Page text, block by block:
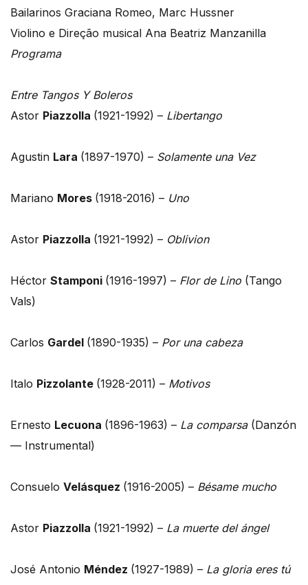
Bailarinos Graciana Romeo, Marc Hussner
Violino e Direção musical Ana Beatriz Manzanilla
Programa
Entre Tangos Y Boleros
Astor Piazzolla (1921-1992) – Libertango
Agustin Lara (1897-1970) – Solamente una Vez
Mariano Mores (1918-2016) – Uno
Astor Piazzolla (1921-1992) – Oblivion
Héctor Stamponi (1916-1997) – Flor de Lino (Tango
Vals)
Carlos Gardel (1890-1935) – Por una cabeza
Italo Pizzolante (1928-2011) – Motivos
Ernesto Lecuona (1896-1963) – La comparsa (Danzón
— Instrumental)
Consuelo Velásquez (1916-2005) – Bésame mucho
Astor Piazzolla (1921-1992) – La muerte del ángel
José Antonio Méndez (1927-1989) – La gloria eres tú